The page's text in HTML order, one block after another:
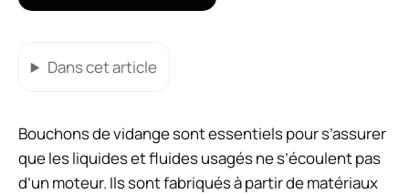
Dans cet article
Bouchons de vidange sont essentiels pour s’assurer
que les liquides et fluides usagés ne s’écoulent pas
d’un moteur. Ils sont fabriqués à partir de matériaux